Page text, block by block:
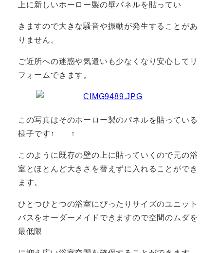
上に新しいホーロー製の壁パネルを貼ってい
きますので大きな騒音や振動が発生することがあ
りません。
ご近所への迷惑や気遣いも少なくなり安心してリ
フォームできます。
この写真はそのホーロー製のパネルを貼っている
様子です↑ ↑
このように既存の壁の上に貼っていくので元の浴
室とほとんど大きさを替えずに入れることができ
ます。
ひとつひとつの浴室にぴったりサイズのユニット
バスをオーダーメイドできますので空間のムダを
最低限